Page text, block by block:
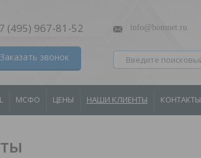
(495) 967-81-52
Заказать звонок
info@homnet.ru
МСФО ЦЕНЫ НАШИ КЛИЕНТЫ КОНТАКТЫ